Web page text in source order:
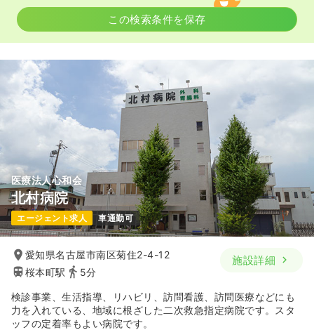
気になる 詳細を見る
日勤のみ（パート）
給与 時給
円〜
時間
8:45～17:00
オンコールあり
ブランク可
第二新卒可
時給1,700円以上可
気になる 詳細を見る
訪問診療正看護師 訪問看護
日勤のみ（常勤） 一時募集休止
20.5 万円〜
※一例
時間 8:45～17:00
この検索条件を保存
医療法人心和会
北村病院
エージェント求人 車通勤可
愛知県名古屋市南区菊住2-4-12
桜本町駅
5分
施設詳細
検診事業、生活指導、リハビリ、訪問看護、訪問医療などにも
力を入れている、地域に根ざした二次救急指定病院です。スタ
ッフの定着率もよい病院です。